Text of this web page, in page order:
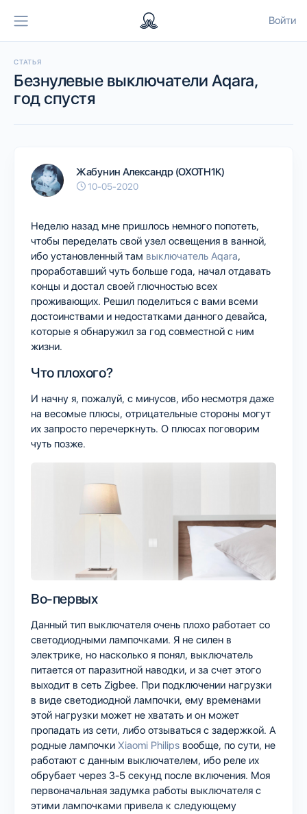
Войти
СТАТЬЯ
Безнулевые выключатели Aqara,
год спустя
Жабунин Александр (OXOTH1K)
10-05-2020
Неделю назад мне пришлось немного попотеть,
чтобы переделать свой узел освещения в ванной,
ибо установленный там выключатель Aqara,
проработавший чуть больше года, начал отдавать
концы и достал своей глючностью всех
проживающих. Решил поделиться с вами всеми
достоинствами и недостатками данного девайса,
которые я обнаружил за год совместной с ним
жизни.
Что плохого?
И начну я, пожалуй, с минусов, ибо несмотря даже
на весомые плюсы, отрицательные стороны могут
их запросто перечеркнуть. О плюсах поговорим
чуть позже.
Во-первых
Данный тип выключателя очень плохо работает со
светодиодными лампочками. Я не силен в
электрике, но насколько я понял, выключатель
питается от паразитной наводки, и за счет этого
выходит в сеть Zigbee. При подключении нагрузки
в виде светодиодной лампочки, ему временами
этой нагрузки может не хватать и он может
пропадать из сети, либо отзываться с задержкой. А
родные лампочки Xiaomi Philips вообще, по сути, не
работают c данным выключателем, ибо реле их
обрубает через 3-5 секунд после включения. Моя
первоначальная задумка работы выключателя с
этими лампочками привела к следующему